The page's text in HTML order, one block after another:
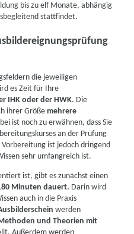
bis zu elf Monate, abhängig
stattfindet.
die jeweiligen
es Zeit für Ihre
IHK oder der HWK. Die
ihrer Größemehrere
ist noch zu erwähnen, dass Sie
an der Prüfung
ist jedoch dringend
sehr umfangreich ist.
ist, gibt es zunächst einen
Minuten dauert. Darin wird
auch in die Praxis
werden
und Theorien mit